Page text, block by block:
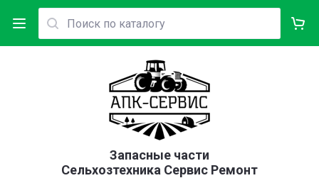
Запасные части
Сельхозтехника Сервис Ремонт